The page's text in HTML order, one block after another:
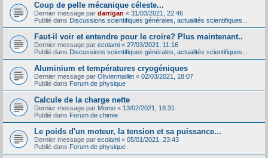
Coup de pelle mécanique céleste...
Dernier message par darrigan « 31/03/2021, 22:46
Publié dans Discussions scientifiques générales, actualités scientifiques...
Faut-il voir et entendre pour le croire? Plus maintenant..
Dernier message par ecolami « 27/03/2021, 11:16
Publié dans Discussions scientifiques générales, actualités scientifiques...
Aluminium et températures cryogéniques
Dernier message par Oliviermaillet « 02/03/2021, 18:07
Publié dans Forum de physique
Calcule de la charge nette
Dernier message par Momo « 13/02/2021, 18:31
Publié dans Forum de chimie
Le poids d'un moteur, la tension et sa puissance...
Dernier message par ecolami « 05/01/2021, 23:43
Publié dans Forum de physique